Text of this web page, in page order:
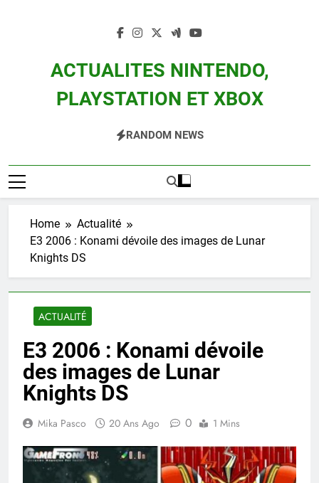
ACTUALITES NINTENDO,
PLAYSTATION ET XBOX
Zelda, Splatoon, Pokemon Entre Autres
RANDOM NEWS
Home
Actualité
E3 2006 : Konami dévoile des images de Lunar
Knights DS
ACTUALITÉ
E3 2006 : Konami dévoile
des images de Lunar
Knights DS
Mika Pasco 20 Ans Ago 0 1 Mins